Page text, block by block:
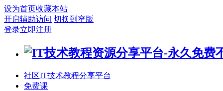
设为首页收藏本站
开启辅助访问 切换到窄版
登录立即注册
社区IT技术教程分享平台
免费课